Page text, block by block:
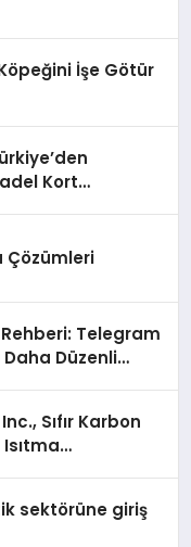
İşe Götür
Kort
Çözümleri
Telegram
Daha Düzenli
Sıfır Karbon
sektörüne giriş